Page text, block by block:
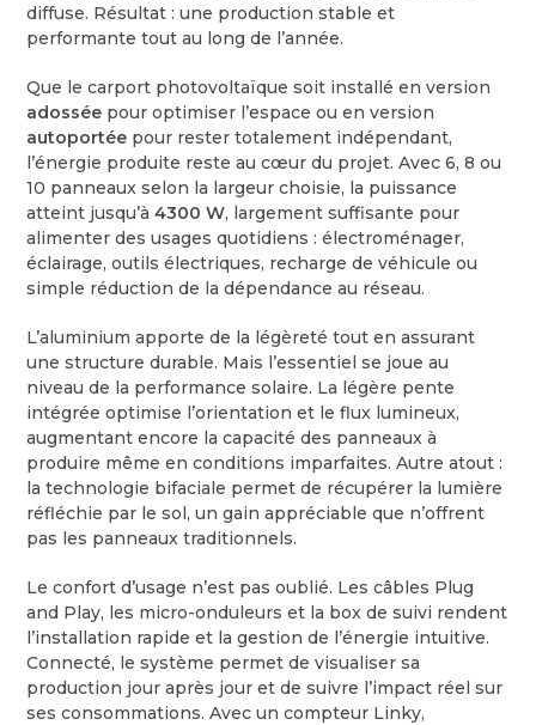
diffuse. Résultat : une production stable et
performante tout au long de l’année.
Que le carport photovoltaïque soit installé en version
adossée pour optimiser l’espace ou en version
autoportée pour rester totalement indépendant,
l’énergie produite reste au cœur du projet. Avec 6, 8 ou
10 panneaux selon la largeur choisie, la puissance
atteint jusqu’à4300 W, largement suffisante pour
alimenter des usages quotidiens : électroménager,
éclairage, outils électriques, recharge de véhicule ou
simple réduction de la dépendance au réseau.
L’aluminium apporte de la légèreté tout en assurant
une structure durable. Mais l’essentiel se joue au
niveau de la performance solaire. La légère pente
intégrée optimise l’orientation et le flux lumineux,
augmentant encore la capacité des panneaux à
produire même en conditions imparfaites. Autre atout :
la technologie bifaciale permet de récupérer la lumière
réfléchie par le sol, un gain appréciable que n’offrent
pas les panneaux traditionnels.
Le confort d’usage n’est pas oublié. Les câbles Plug
and Play, les micro-onduleurs et la box de suivi rendent
l’installation rapide et la gestion de l’énergie intuitive.
Connecté, le système permet de visualiser sa
production jour après jour et de suivre l’impact réel sur
ses consommations. Avec un compteur Linky,